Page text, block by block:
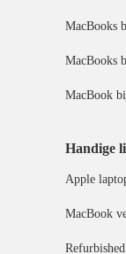
MacBooks
MacBooks
MacBook
Handige
Apple
MacBook